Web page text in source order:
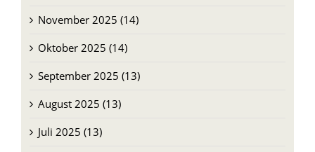
November 2025 (14)
Oktober 2025 (14)
September 2025 (13)
August 2025 (13)
Juli 2025 (13)